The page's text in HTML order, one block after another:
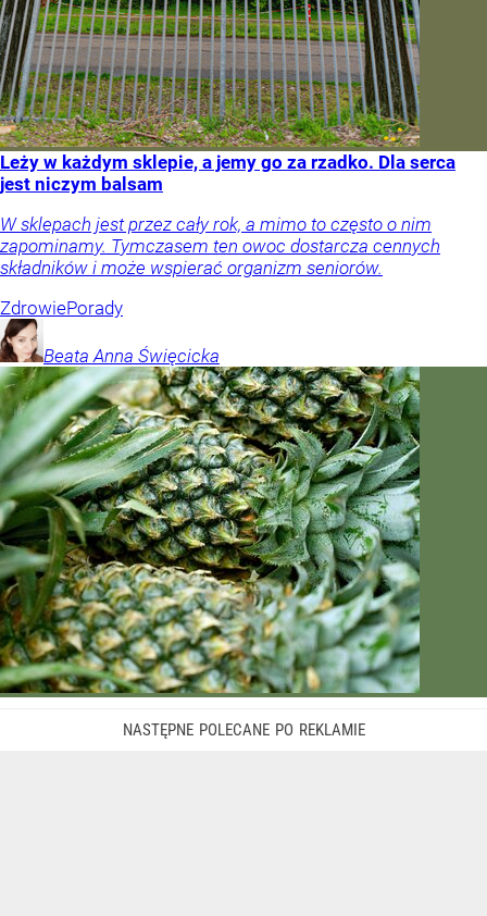
Leży w każdym sklepie, a jemy go za rzadko. Dla serca
jest niczym balsam
W sklepach jest przez cały rok, a mimo to często o nim
zapominamy. Tymczasem ten owoc dostarcza cennych
składników i może wspierać organizm seniorów.
ZdrowiePorady
Beata Anna Święcicka